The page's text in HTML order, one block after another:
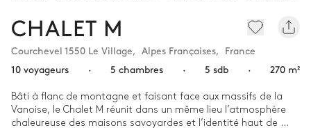
CHALET M
Courchevel 1550 Le Village, Alpes Françaises, France
10 voyageurs
· 5 chambres · 5 sdb · 270 m²
Bâti à flanc de montagne et faisant face aux massifs de la
Vanoise, le Chalet M réunit dans un même lieu l’atmosphère
chaleureuse des maisons savoyardes et l’identité haut de